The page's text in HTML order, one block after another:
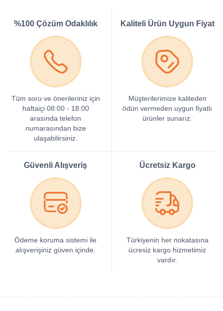
%100 Çözüm Odaklılık
Tüm soru ve önerileriniz için
haftaiçi 08:00 - 18:00
arasında telefon
numarasından bize
ulaşabilirsiniz.
Kaliteli Ürün Uygun Fiyat
Müşterilerimize kaliteden
ödün vermeden uygun fiyatlı
ürünler sunarız.
Güvenli Alışveriş
Ödeme koruma sistemi ile
alışverişiniz güven içinde.
Ücretsiz Kargo
Türkiyenin her nokatasına
ücresiz kargo hizmetimiz
vardır.